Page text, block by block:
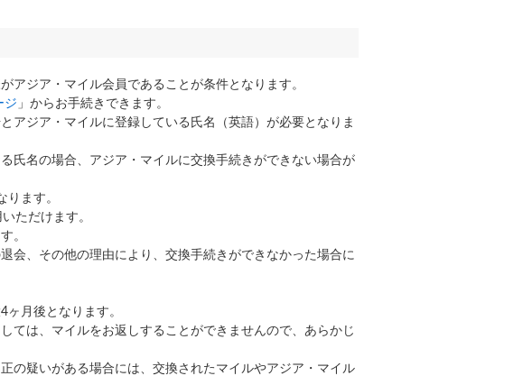
アジア・マイル会員であることが条件となります。
ジ 」からお手続きできます。
アジア・マイルに登録している氏名（英語）が必要となりま
氏名の場合、アジア・マイルに交換手続きができない場合が
ります。
ただけます。
。
会、その他の理由により、交換手続きができなかった場合に
ヶ月後となります。
ては、マイルをお返しすることができませんので、あらかじ
の疑いがある場合には、交換されたマイルやアジア・マイル